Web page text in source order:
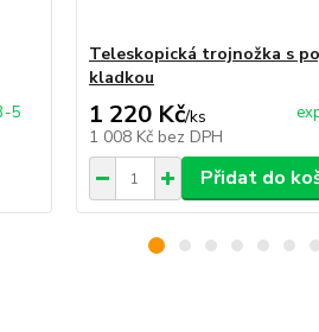
5
Teleskopická trojnožka s
kladkou
1 220 Kč/ks
1 008 Kč bez DPH
Přidat do